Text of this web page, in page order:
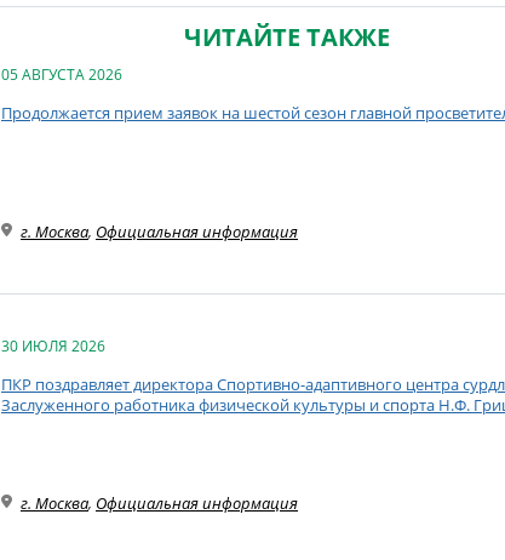
ЧИТАЙТЕ ТАКЖЕ
05 АВГУСТА 2026
Продолжается прием заявок на шестой сезон главной
г. Москва, Официальная информация
30 ИЮЛЯ 2026
ПКР поздравляет директора Спортивно-адаптивного центра
Заслуженного работника физической культуры и спорта Н.Ф.
г. Москва, Официальная информация